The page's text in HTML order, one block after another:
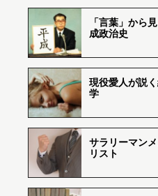
「言葉」から
成政治史
現役愛人が説
学
サラリーマン
リスト